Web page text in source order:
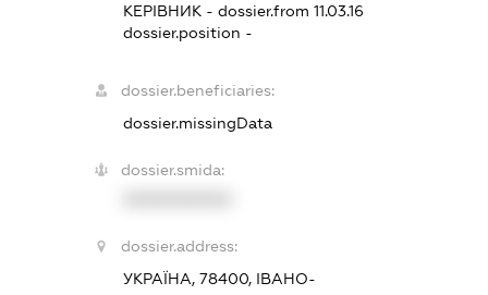
КЕРІВНИК - dossier.from 11.03.16
dossier.position -
dossier.beneficiaries:
dossier.missingData
dossier.smida:
dossier.address:
УКРАЇНА, 78400, ІВАНО-